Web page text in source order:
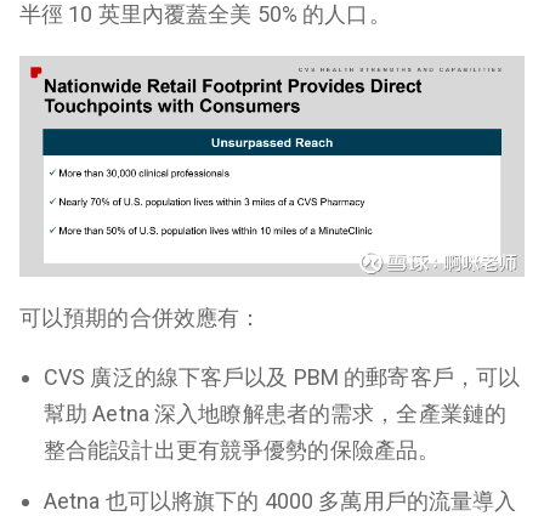
半徑 10 英里內覆蓋全美 50% 的人口。
可以預期的合併效應有：
CVS 廣泛的線下客戶以及 PBM 的郵寄客戶，可以
幫助 Aetna 深入地瞭解患者的需求，全產業鏈的
整合能設計出更有競爭優勢的保險產品。
Aetna 也可以將旗下的 4000 多萬用戶的流量導入